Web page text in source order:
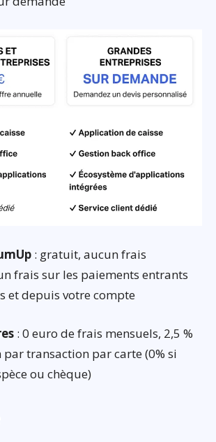
: gratuit, aucun frais
frais sur les paiements entrants
et depuis votre compte
: 0 euro de frais mensuels, 2,5 %
transaction par carte (0% si
ou chèque)